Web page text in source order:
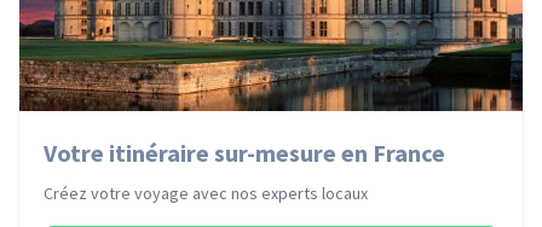
Votre itinéraire sur-mesure en France
Créez votre voyage avec nos experts locaux